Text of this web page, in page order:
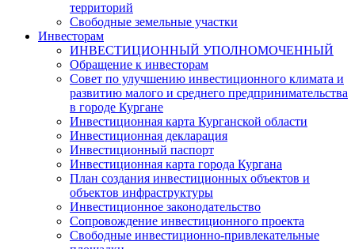
территорий
Свободные земельные участки
Инвесторам
ИНВЕСТИЦИОННЫЙ УПОЛНОМОЧЕННЫЙ
Обращение к инвесторам
Совет по улучшению инвестиционного климата и
развитию малого и среднего предпринимательства
в городе Кургане
Инвестиционная карта Курганской области
Инвестиционная декларация
Инвестиционный паспорт
Инвестиционная карта города Кургана
План создания инвестиционных объектов и
объектов инфраструктуры
Инвестиционное законодательство
Сопровождение инвестиционного проекта
Свободные инвестиционно-привлекательные